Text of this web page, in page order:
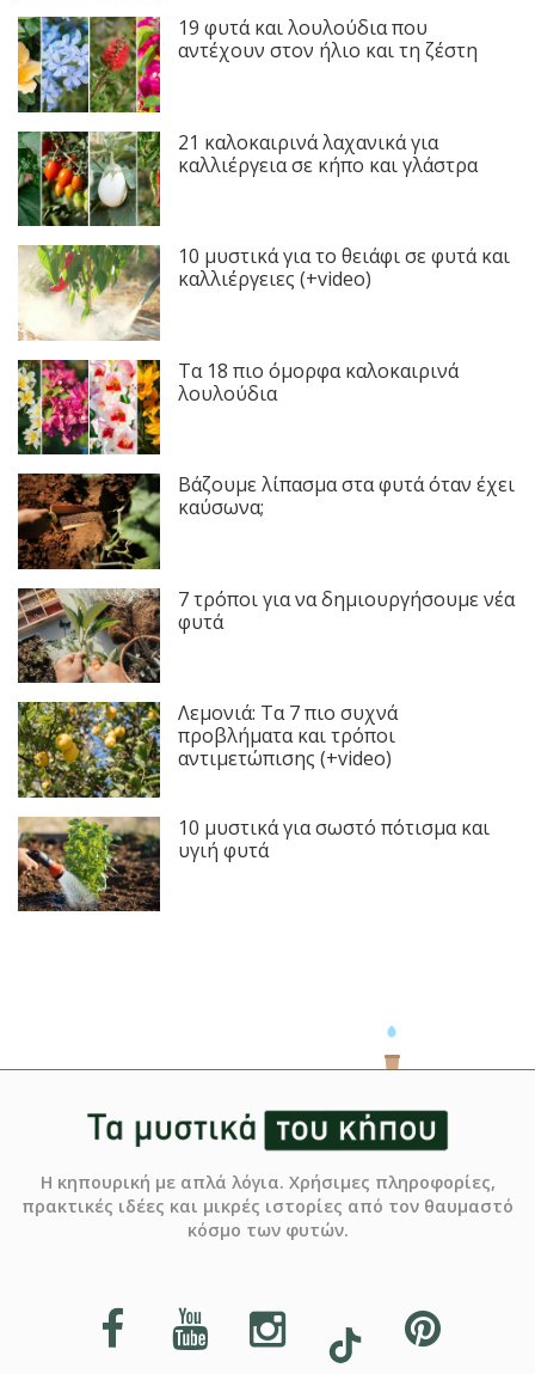
19 φυτά και λουλούδια που
αντέχουν στον ήλιο και τη ζέστη
21 καλοκαιρινά λαχανικά για
καλλιέργεια σε κήπο και γλάστρα
10 μυστικά για το θειάφι σε φυτά και
καλλιέργειες (+video)
Τα 18 πιο όμορφα καλοκαιρινά
λουλούδια
Βάζουμε λίπασμα στα φυτά όταν έχει
καύσωνα;
7 τρόποι για να δημιουργήσουμε νέα
φυτά
Λεμονιά: Τα 7 πιο συχνά
προβλήματα και τρόποι
αντιμετώπισης (+video)
10 μυστικά για σωστό πότισμα και
υγιή φυτά
Η κηπουρική με απλά λόγια. Χρήσιμες πληροφορίες,
πρακτικές ιδέες και μικρές ιστορίες από τον θαυμαστό
κόσμο των φυτών.